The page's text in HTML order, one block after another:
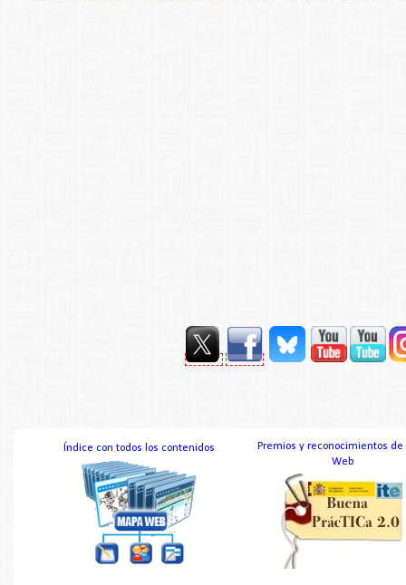
Índice con todos los contenidos
Premios y reconocimientos
Web